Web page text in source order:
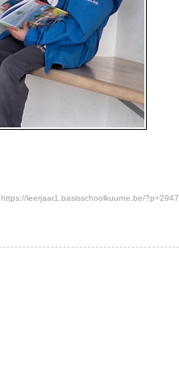
https://leerjaar1.basisschoolkuurne.be/?p=2947